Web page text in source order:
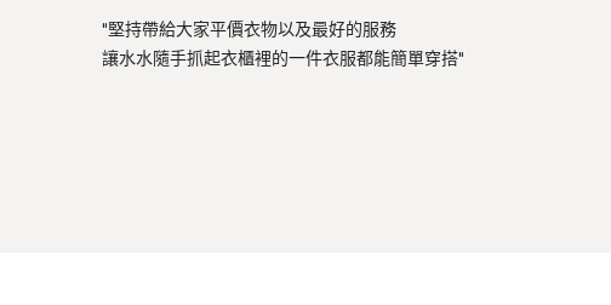
"堅持帶給大家平價衣物以及最好的服務
讓水水隨手抓起衣櫃裡的一件衣服都能簡單穿搭"